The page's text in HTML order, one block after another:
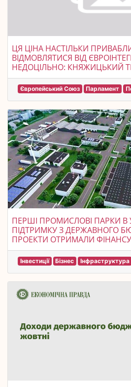
ЦЯ ЦІНА НАСТІЛЬКИ
ВІДМОВЛЯТИСЯ ВІД
НЕДОЦІЛЬНО: КНЯЖИЦЬКИЙ
Європейський Союз Парламент
ПЕРШІ ПРОМИСЛОВІ ПАРКИ В
ПІДТРИМКУ З ДЕРЖАВНОГО
ПРОЕКТИ ОТРИМАЛИ
Інвестиції Бізнес Інфраструктура